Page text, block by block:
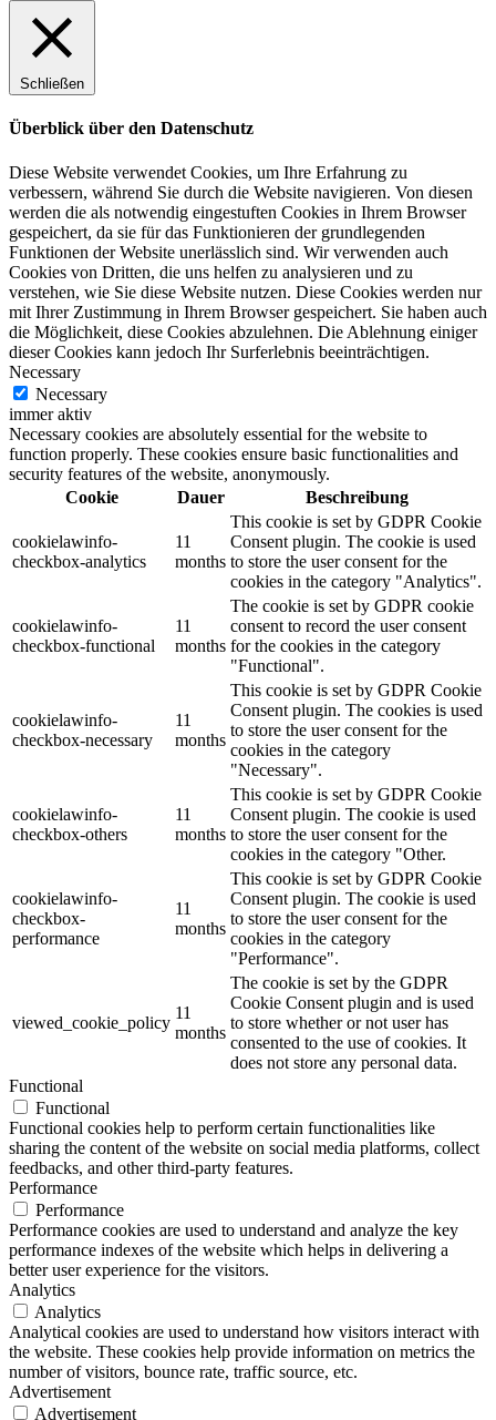
Schließen
Überblick über den Datenschutz
Diese Website verwendet Cookies, um Ihre Erfahrung zu
verbessern, während Sie durch die Website navigieren. Von diesen
werden die als notwendig eingestuften Cookies in Ihrem Browser
gespeichert, da sie für das Funktionieren der grundlegenden
Funktionen der Website unerlässlich sind. Wir verwenden auch
Cookies von Dritten, die uns helfen zu analysieren und zu
verstehen, wie Sie diese Website nutzen. Diese Cookies werden nur
mit Ihrer Zustimmung in Ihrem Browser gespeichert. Sie haben auch
die Möglichkeit, diese Cookies abzulehnen. Die Ablehnung einiger
dieser Cookies kann jedoch Ihr Surferlebnis beeinträchtigen.
Necessary
Necessary
immer aktiv
Necessary cookies are absolutely essential for the website to
function properly. These cookies ensure basic functionalities and
security features of the website, anonymously.
Cookie
Dauer Beschreibung
cookielawinfo-
checkbox-analytics
11
months
This cookie is set by GDPR Cookie
Consent plugin. The cookie is used
to store the user consent for the
cookies in the category "Analytics".
cookielawinfo-
checkbox-functional
11
months
The cookie is set by GDPR cookie
consent to record the user consent
for the cookies in the category
"Functional".
cookielawinfo-
checkbox-necessary
11
months
This cookie is set by GDPR Cookie
Consent plugin. The cookies is used
to store the user consent for the
cookies in the category
"Necessary".
cookielawinfo-
checkbox-others
11
months
This cookie is set by GDPR Cookie
Consent plugin. The cookie is used
to store the user consent for the
cookies in the category "Other.
cookielawinfo-
checkbox-
performance
11
months
This cookie is set by GDPR Cookie
Consent plugin. The cookie is used
to store the user consent for the
cookies in the category
"Performance".
viewed_cookie_policy
11
months
The cookie is set by the GDPR
Cookie Consent plugin and is used
to store whether or not user has
consented to the use of cookies. It
does not store any personal data.
Functional
Functional
Functional cookies help to perform certain functionalities like
sharing the content of the website on social media platforms, collect
feedbacks, and other third-party features.
Performance
Performance
Performance cookies are used to understand and analyze the key
performance indexes of the website which helps in delivering a
better user experience for the visitors.
Analytics
Analytics
Analytical cookies are used to understand how visitors interact with
the website. These cookies help provide information on metrics the
number of visitors, bounce rate, traffic source, etc.
Advertisement
Advertisement